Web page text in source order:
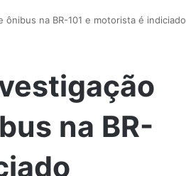
na BR-101 e motorista é indiciado
na BR-